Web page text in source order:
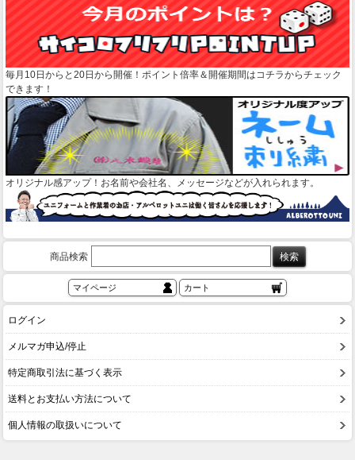
毎月10日からと20日から開催！ポイント倍率＆開催期間はコチラからチェック
できます！
オリジナル感アップ！お名前や会社名、メッセージなどが入れられます。
商品検索
マイページ カート
ログイン
メルマガ申込/停止
特定商取引法に基づく表示
送料とお支払い方法について
個人情報の取扱いについて